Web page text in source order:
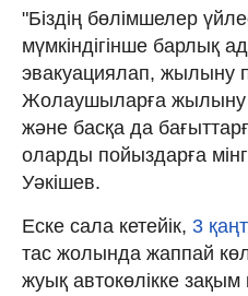
"Біздің бөлімшелер
мүмкіндігінше барлық
эвакуациялап, жылыну
Жолаушыларға жылыну
және басқа да
оларды пойыздарға
Уәкішев.
Еске сала кетейік, 3
тас жолында жаппай
жуық автокөлікке зақым